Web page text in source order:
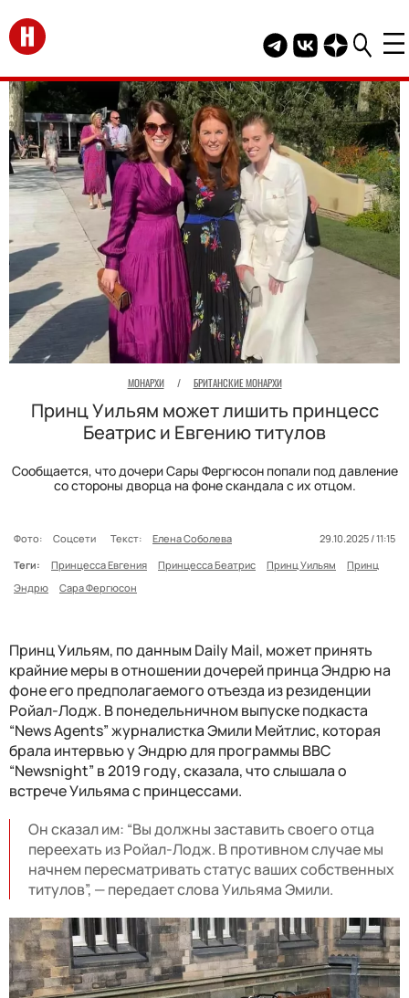
Перейти на главную
Telegram канал
Группа HELLO
Канал
МОНАРХИ / БРИТАНСКИЕ МОНАРХИ
Принц Уильям может лишить принцесс
Беатрис и Евгению титулов
Сообщается, что дочери Сары Фергюсон попали под давление
со стороны дворца на фоне скандала с их отцом.
Фото: Соцсети Текст: Елена Соболева
29.10.2025 / 11:15
Теги:
Принцесса Евгения Принцесса Беатрис Принц Уильям
Принц
Эндрю
Сара Фергюсон
Принц Уильям, по данным Daily Mail, может принять
крайние меры в отношении дочерей принца Эндрю на
фоне его предполагаемого отъезда из резиденции
Ройал-Лодж. В понедельничном выпуске подкаста
“News Agents” журналистка Эмили Мейтлис, которая
брала интервью у Эндрю для программы BBC
“Newsnight” в 2019 году, сказала, что слышала о
встрече Уильяма с принцессами.
Он сказал им: “Вы должны заставить своего отца
переехать из Ройал-Лодж. В противном случае мы
начнем пересматривать статус ваших собственных
титулов”, — передает слова Уильяма Эмили.